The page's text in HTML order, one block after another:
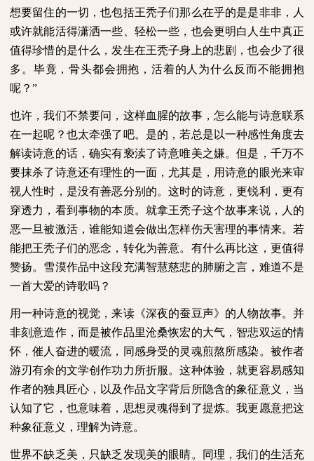
想要留住的一切，也包括王秃子们那么在乎的是是非非，人
或许就能活得潇洒一些、轻松一些，也会更明白人生中真正
值得珍惜的是什么，发生在王秃子身上的悲剧，也会少了很
多。毕竟，骨头都会拥抱，活着的人为什么反而不能拥抱
呢？”
也许，我们不禁要问，这样血腥的故事，怎么能与诗意联系
在一起呢？也太牵强了吧。是的，若总是以一种感性角度去
解读诗意的话，确实有亵渎了诗意唯美之嫌。但是，千万不
要抹杀了诗意还有理性的一面，尤其是，用诗意的眼光来审
视人性时，是没有善恶分别的。这时的诗意，更锐利，更有
穿透力，看到事物的本质。就拿王秃子这个故事来说，人的
恶一旦被激活，谁能知道会做出怎样伤天害理的事情来。若
能把王秃子们的恶念，转化为善意。有什么再比这，更值得
赞扬。雪漠作品中这段充满智慧慈悲的肺腑之言，难道不是
一首大爱的诗歌吗？
用一种诗意的视觉，来读《深夜的蚕豆声》的人物故事。并
非刻意造作，而是被作品里沧桑恢宏的大气，智悲双运的情
怀，催人奋进的暖流，同感身受的灵魂煎熬所感染。被作者
游刃有余的文学创作功力所折服。这种体验，就更容易感知
作者的独具匠心，以及作品文字背后所隐含的象征意义，当
认知了它，也意味着，思想灵魂得到了提炼。我更愿意把这
种象征意义，理解为诗意。
世界不缺乏美，只缺乏发现美的眼睛。同理，我们的生活充